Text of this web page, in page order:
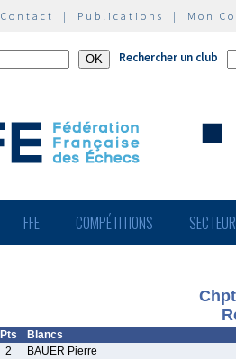
Contact | Publications | Mon
Rechercher un club
FFE COMPÉTITIONS
Pts
Blancs
2
BAUER Pierre